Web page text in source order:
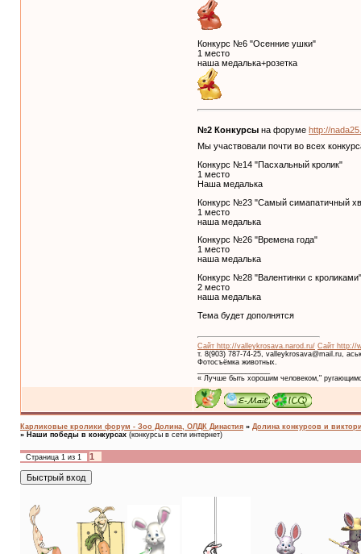
Конкурс №6 "Осенние ушки"
1 место
наша медалька+розетка
№2 Конкурсы на форуме http://
Мы участвовали почти во всех
Конкурс №14 "Пасхальный кролик"
1 место
Наша медалька
Конкурс №23 "Самый симапатичный
1 место
наша медалька
Конкурс №26 "Времена года"
1 место
наша медалька
Конкурс №28 "Валентинки с кроликами"
2 место
наша медалька
Тема будет дополнятся
Сайт http://valleykrosava.narod.ru/ Сайт http://
т. 8(903) 787-74-25, valleykrosava@mail.ru,
Фотосъёмка животных.
« Лучше быть хорошим человеком,"
Карликовые кролики форум - Зоо Долина, ОЛДК Династия » Долина конкурсов и
» Наши победы в конкурсах (конкурсы в сети интернет)
Страница 1 из 1 1